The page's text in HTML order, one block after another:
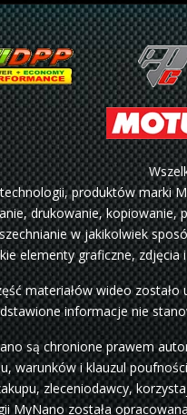
produktów marki
drukowanie,
w jakikolwiek
elementy graficzne,
materiałów wideo
informacje nie
są chronione prawem
warunków i klauzul
zleceniodawcy,
MyNano została